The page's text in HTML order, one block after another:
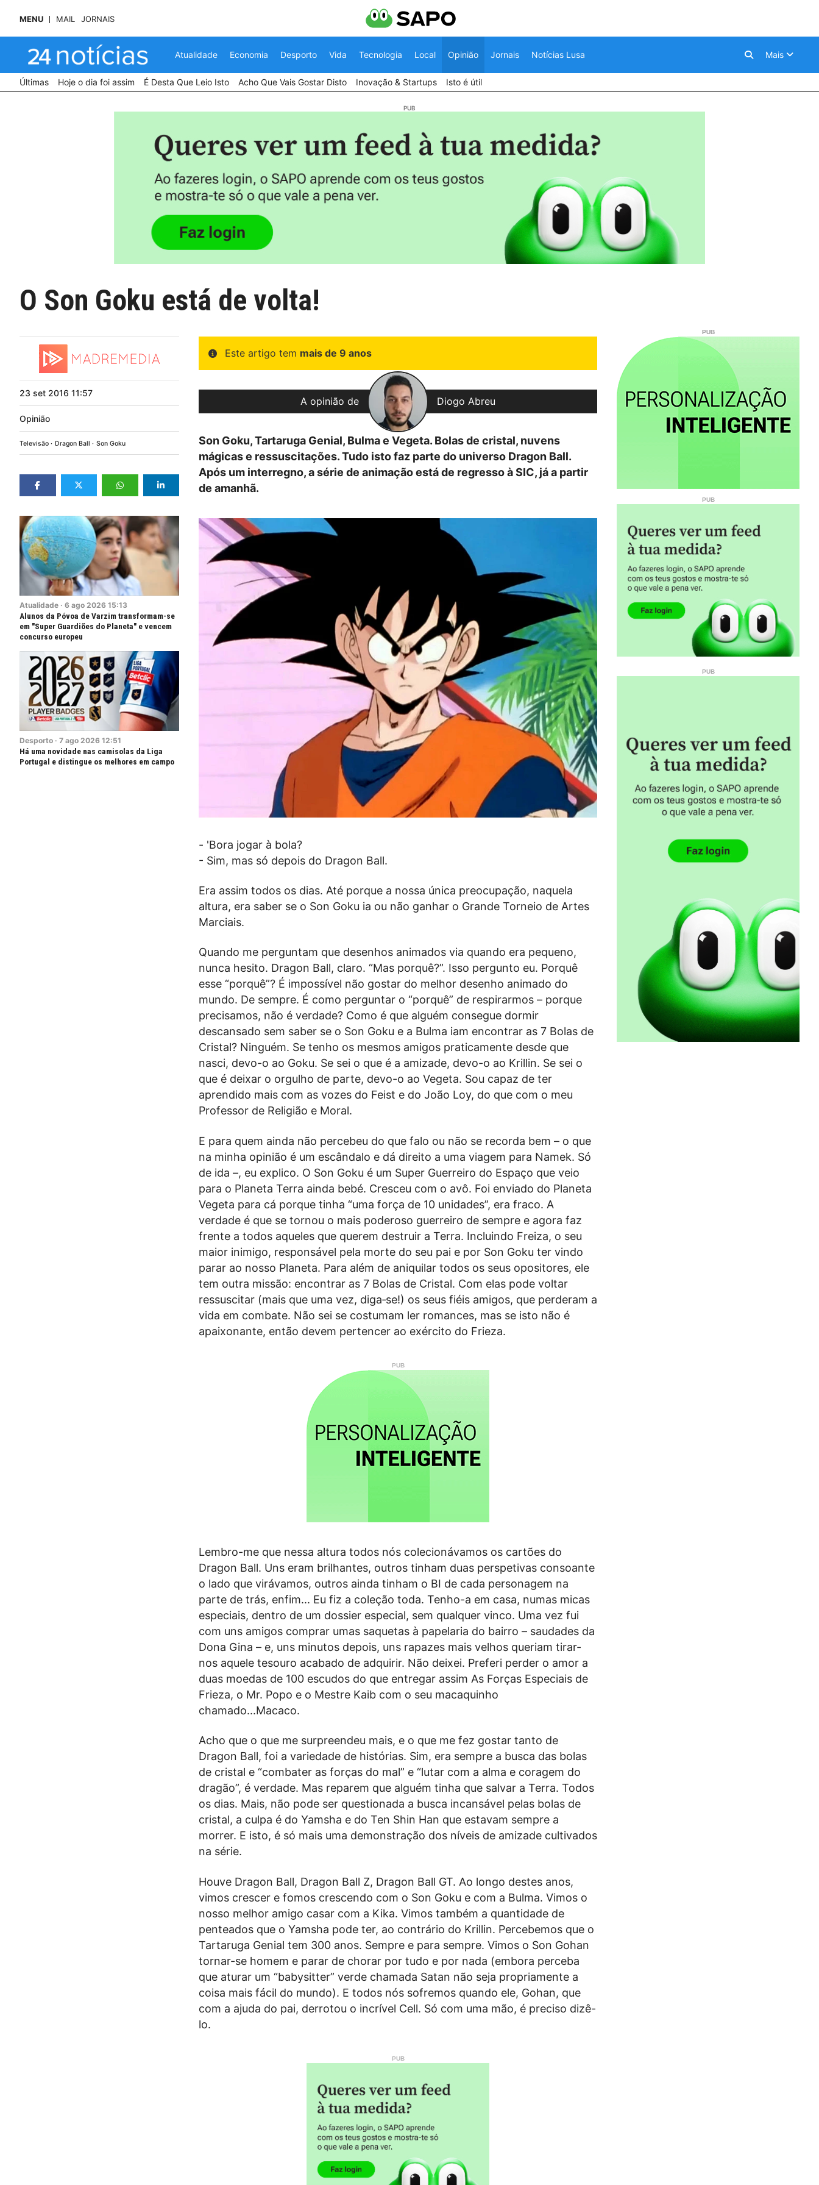
MENU MAIL JORNAIS
Atualidade Economia Desporto Vida Tecnologia Local Opinião Jornais Notícias Lusa Mais
Últimas Hoje o dia foi assim É Desta Que Leio Isto Acho Que Vais Gostar Disto Inovação & Startups Isto é útil
O Son Goku está de volta!
23 set 2016 11:57
Opinião
Televisão Dragon Ball Son Goku
Atualidade · 6 ago 2026 15:13
Alunos da Póvoa de Varzim transformam-se
em "Super Guardiões do Planeta" e vencem
concurso europeu
Desporto · 7 ago 2026 12:51
Há uma novidade nas camisolas da Liga
Portugal e distingue os melhores em campo
Este artigo tem mais de 9 anos
A opinião de Diogo Abreu
Son Goku, Tartaruga Genial, Bulma e Vegeta. Bolas de cristal, nuvens
mágicas e ressuscitações. Tudo isto faz parte do universo Dragon Ball.
Após um interregno, a série de animação está de regresso à SIC, já a partir
de amanhã.
- 'Bora jogar à bola?
- Sim, mas só depois do Dragon Ball.
Era assim todos os dias. Até porque a nossa única preocupação, naquela
altura, era saber se o Son Goku ia ou não ganhar o Grande Torneio de Artes
Marciais.
Quando me perguntam que desenhos animados via quando era pequeno,
nunca hesito. Dragon Ball, claro. “Mas porquê?”. Isso pergunto eu. Porquê
esse “porquê”? É impossível não gostar do melhor desenho animado do
mundo. De sempre. É como perguntar o “porquê” de respirarmos – porque
precisamos, não é verdade? Como é que alguém consegue dormir
descansado sem saber se o Son Goku e a Bulma iam encontrar as 7 Bolas de
Cristal? Ninguém. Se tenho os mesmos amigos praticamente desde que
nasci, devo-o ao Goku. Se sei o que é a amizade, devo-o ao Krillin. Se sei o
que é deixar o orgulho de parte, devo-o ao Vegeta. Sou capaz de ter
aprendido mais com as vozes do Feist e do João Loy, do que com o meu
Professor de Religião e Moral.
E para quem ainda não percebeu do que falo ou não se recorda bem – o que
na minha opinião é um escândalo e dá direito a uma viagem para Namek. Só
de ida –, eu explico. O Son Goku é um Super Guerreiro do Espaço que veio
para o Planeta Terra ainda bebé. Cresceu com o avô. Foi enviado do Planeta
Vegeta para cá porque tinha “uma força de 10 unidades”, era fraco. A
verdade é que se tornou o mais poderoso guerreiro de sempre e agora faz
frente a todos aqueles que querem destruir a Terra. Incluindo Freiza, o seu
maior inimigo, responsável pela morte do seu pai e por Son Goku ter vindo
parar ao nosso Planeta. Para além de aniquilar todos os seus opositores, ele
tem outra missão: encontrar as 7 Bolas de Cristal. Com elas pode voltar
ressuscitar (mais que uma vez, diga‑se!) os seus fiéis amigos, que perderam a
vida em combate. Não sei se costumam ler romances, mas se isto não é
apaixonante, então devem pertencer ao exército do Frieza.
Lembro-me que nessa altura todos nós colecionávamos os cartões do
Dragon Ball. Uns eram brilhantes, outros tinham duas perspetivas consoante
o lado que virávamos, outros ainda tinham o BI de cada personagem na
parte de trás, enfim... Eu fiz a coleção toda. Tenho-a em casa, numas micas
especiais, dentro de um dossier especial, sem qualquer vinco. Uma vez fui
com uns amigos comprar umas saquetas à papelaria do bairro – saudades da
Dona Gina – e, uns minutos depois, uns rapazes mais velhos queriam tirar-
nos aquele tesouro acabado de adquirir. Não deixei. Preferi perder o amor a
duas moedas de 100 escudos do que entregar assim As Forças Especiais de
Frieza, o Mr. Popo e o Mestre Kaib com o seu macaquinho
chamado...Macaco.
Acho que o que me surpreendeu mais, e o que me fez gostar tanto de
Dragon Ball, foi a variedade de histórias. Sim, era sempre a busca das bolas
de cristal e “combater as forças do mal” e “lutar com a alma e coragem do
dragão”, é verdade. Mas reparem que alguém tinha que salvar a Terra. Todos
os dias. Mais, não pode ser questionada a busca incansável pelas bolas de
cristal, a culpa é do Yamsha e do Ten Shin Han que estavam sempre a
morrer. E isto, é só mais uma demonstração dos níveis de amizade cultivados
na série.
Houve Dragon Ball, Dragon Ball Z, Dragon Ball GT. Ao longo destes anos,
vimos crescer e fomos crescendo com o Son Goku e com a Bulma. Vimos o
nosso melhor amigo casar com a Kika. Vimos também a quantidade de
penteados que o Yamsha pode ter, ao contrário do Krillin. Percebemos que o
Tartaruga Genial tem 300 anos. Sempre e para sempre. Vimos o Son Gohan
tornar-se homem e parar de chorar por tudo e por nada (embora perceba
que aturar um “babysitter” verde chamada Satan não seja propriamente a
coisa mais fácil do mundo). E todos nós sofremos quando ele, Gohan, que
com a ajuda do pai, derrotou o incrível Cell. Só com uma mão, é preciso dizê-
lo.